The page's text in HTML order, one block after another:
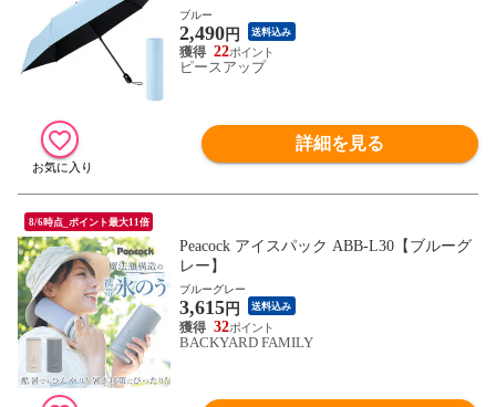
UVカット コンパクト -20.5℃ UPF50+ 軽量
約230g 高強度 男女兼用 錆びにくい 6本骨
紫外線対策 日焼け対策 レディース メンズ
KO437 RABLISS
ブルー
2,490円 送料込み
22
ピースアップ
詳細を見る
8/6時点_ポイント最大11倍
Peacock アイスパック ABB-L30【ブルーグ
レー】
ブルーグレー
3,615円 送料込み
32
BACKYARD FAMILY